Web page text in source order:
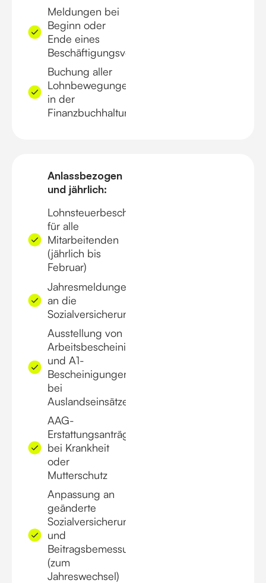
Meldungen bei
Beginn oder
Ende eines
Beschäftigungsverhältnisses
Buchung aller
Lohnbewegungen
in der
Finanzbuchhaltung
Anlassbezogen
und jährlich:
Lohnsteuerbescheinigungen
für alle
Mitarbeitenden
(jährlich bis
Februar)
Jahresmeldungen
an die
Sozialversicherungsträger
Ausstellung von
Arbeitsbescheinigungen
und A1-
Bescheinigungen
bei
Auslandseinsätzen
AAG-
Erstattungsanträge
bei Krankheit
oder
Mutterschutz
Anpassung an
geänderte
Sozialversicherungsbeiträge
und
Beitragsbemessungsgrenzen
(zum
Jahreswechsel)